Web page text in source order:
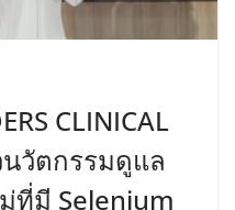
CLINICAL
นวัตกรรมดูแล
ที่มี Selenium